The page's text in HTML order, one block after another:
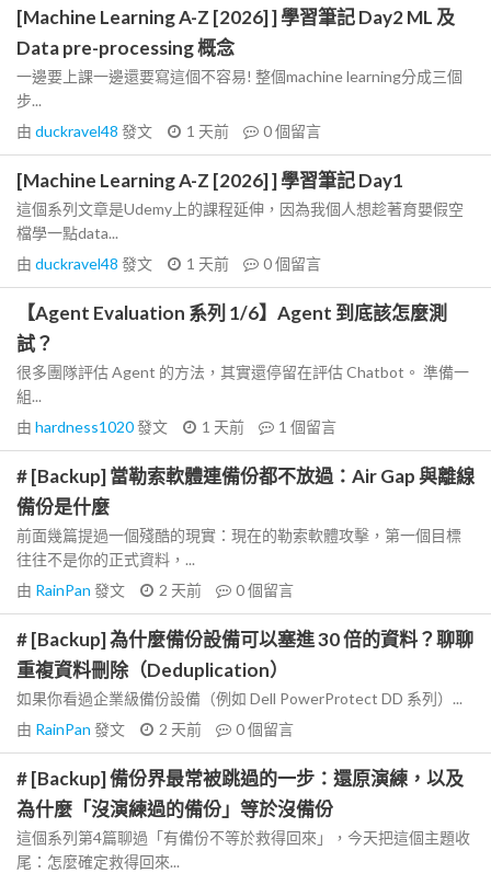
[Machine Learning A-Z [2026] ] 學習筆記 Day2 ML 及
Data pre-processing 概念
一邊要上課一邊還要寫這個不容易! 整個machine learning分成三個
步...
由 duckravel48 發文 1 天前 0個留言
[Machine Learning A-Z [2026] ] 學習筆記 Day1
這個系列文章是Udemy上的課程延伸，因為我個人想趁著育嬰假空
檔學一點data...
由 duckravel48 發文 1 天前 0個留言
【Agent Evaluation 系列 1/6】Agent 到底該怎麼測
試？
很多團隊評估 Agent 的方法，其實還停留在評估 Chatbot。 準備一
組...
由 hardness1020發文 1 天前 1 個留言
# [Backup] 當勒索軟體連備份都不放過：Air Gap 與離線
備份是什麼
前面幾篇提過一個殘酷的現實：現在的勒索軟體攻擊，第一個目標
往往不是你的正式資料，...
由 RainPan 發文 2 天前 0個留言
# [Backup] 為什麼備份設備可以塞進 30 倍的資料？聊聊
重複資料刪除（Deduplication）
如果你看過企業級備份設備（例如 Dell PowerProtect DD 系列）...
由 RainPan 發文 2 天前 0個留言
# [Backup] 備份界最常被跳過的一步：還原演練，以及
為什麼「沒演練過的備份」等於沒備份
這個系列第4篇聊過「有備份不等於救得回來」，今天把這個主題收
尾：怎麼確定救得回來...